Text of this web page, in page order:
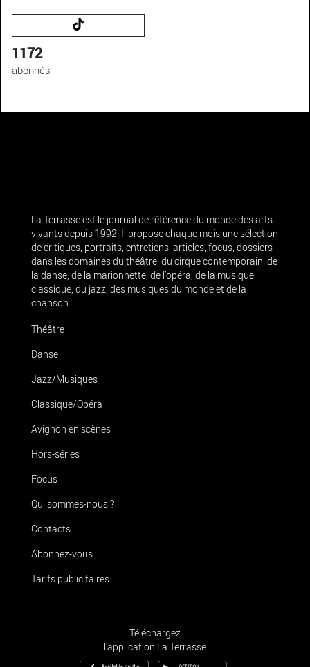
1172
abonnés
La Terrasse est le journal de référence du monde des arts
vivants depuis 1992. Il propose chaque mois une sélection
de critiques, portraits, entretiens, articles, focus, dossiers
dans les domaines du théâtre, du cirque contemporain, de
la danse, de la marionnette, de l’opéra, de la musique
classique, du jazz, des musiques du monde et de la
chanson.
Théâtre
Danse
Jazz/Musiques
Classique/Opéra
Avignon en scènes
Hors-séries
Focus
Qui sommes-nous ?
Contacts
Abonnez-vous
Tarifs publicitaires
Téléchargez
l'application La Terrasse